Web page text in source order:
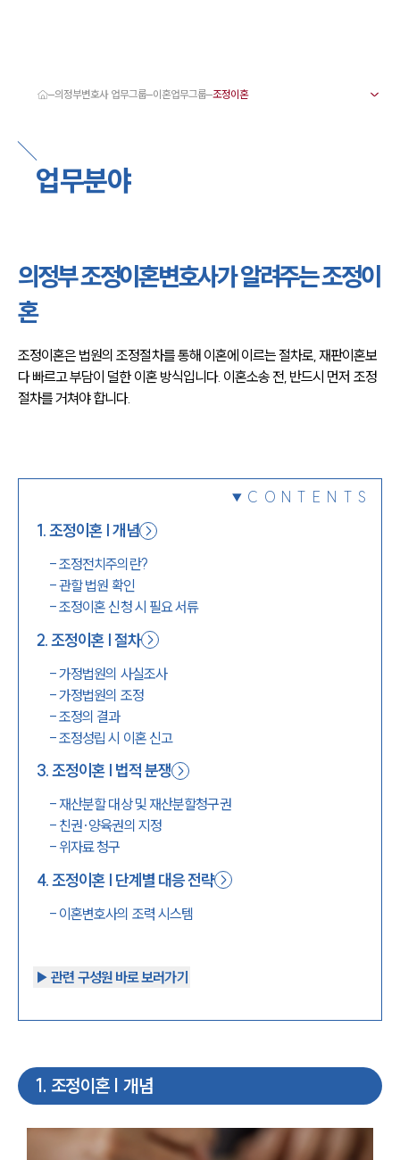
서울·의정부변호사
의정부형사전문변호사
의정부이혼전문변호사
의정부학교폭력변호사
의정부변호사 주요 업무사례
의정부 분사무소 오시는 길
의정부변호사상담 상담접수
채용정보
의정부변호사 업무그룹 이혼업무그룹
업무분야
의정부 조정이혼변호사가 알려주는 조정이
혼
조정이혼은 법원의 조정절차를 통해 이혼에 이르는 절차로, 재판이혼보
다 빠르고 부담이 덜한 이혼 방식입니다. 이혼소송 전, 반드시 먼저 조정
절차를 거쳐야 합니다.
CONTENTS
1.조정이혼 | 개념
-조정전치주의란?
-관할 법원 확인
-조정이혼 신청 시 필요 서류
2.조정이혼 | 절차
-가정법원의 사실조사
-가정법원의 조정
-조정의 결과
-조정성립 시 이혼 신고
3.조정이혼 | 법적 분쟁
- 재산분할 대상 및 재산분할청구권
- 친권·양육권의 지정
- 위자료 청구
4.조정이혼 | 단계별 대응 전략
- 이혼변호사의 조력 시스템
▶︎ 관련 구성원 바로 보러가기
1. 조정이혼 | 개념